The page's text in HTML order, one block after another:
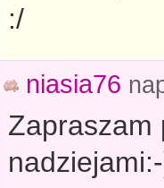
:/
niasia76
Zapraszam